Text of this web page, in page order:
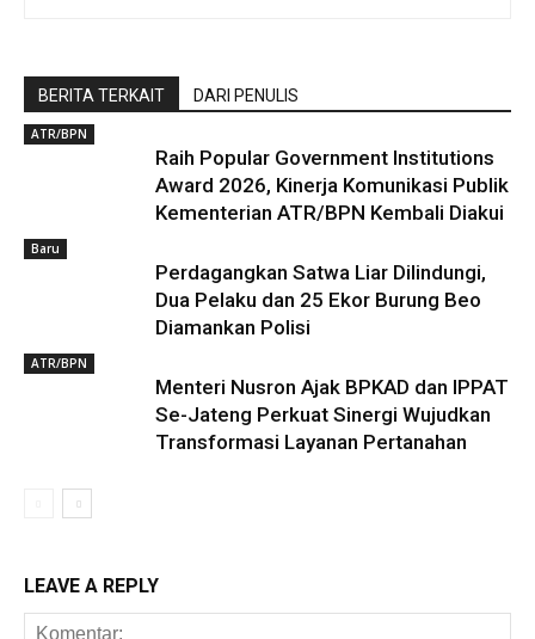
BERITA TERKAIT DARI PENULIS
ATR/BPN
Raih Popular Government Institutions
Award 2026, Kinerja Komunikasi Publik
Kementerian ATR/BPN Kembali Diakui
Baru
Perdagangkan Satwa Liar Dilindungi,
Dua Pelaku dan 25 Ekor Burung Beo
Diamankan Polisi
ATR/BPN
Menteri Nusron Ajak BPKAD dan IPPAT
Se-Jateng Perkuat Sinergi Wujudkan
Transformasi Layanan Pertanahan
LEAVE A REPLY